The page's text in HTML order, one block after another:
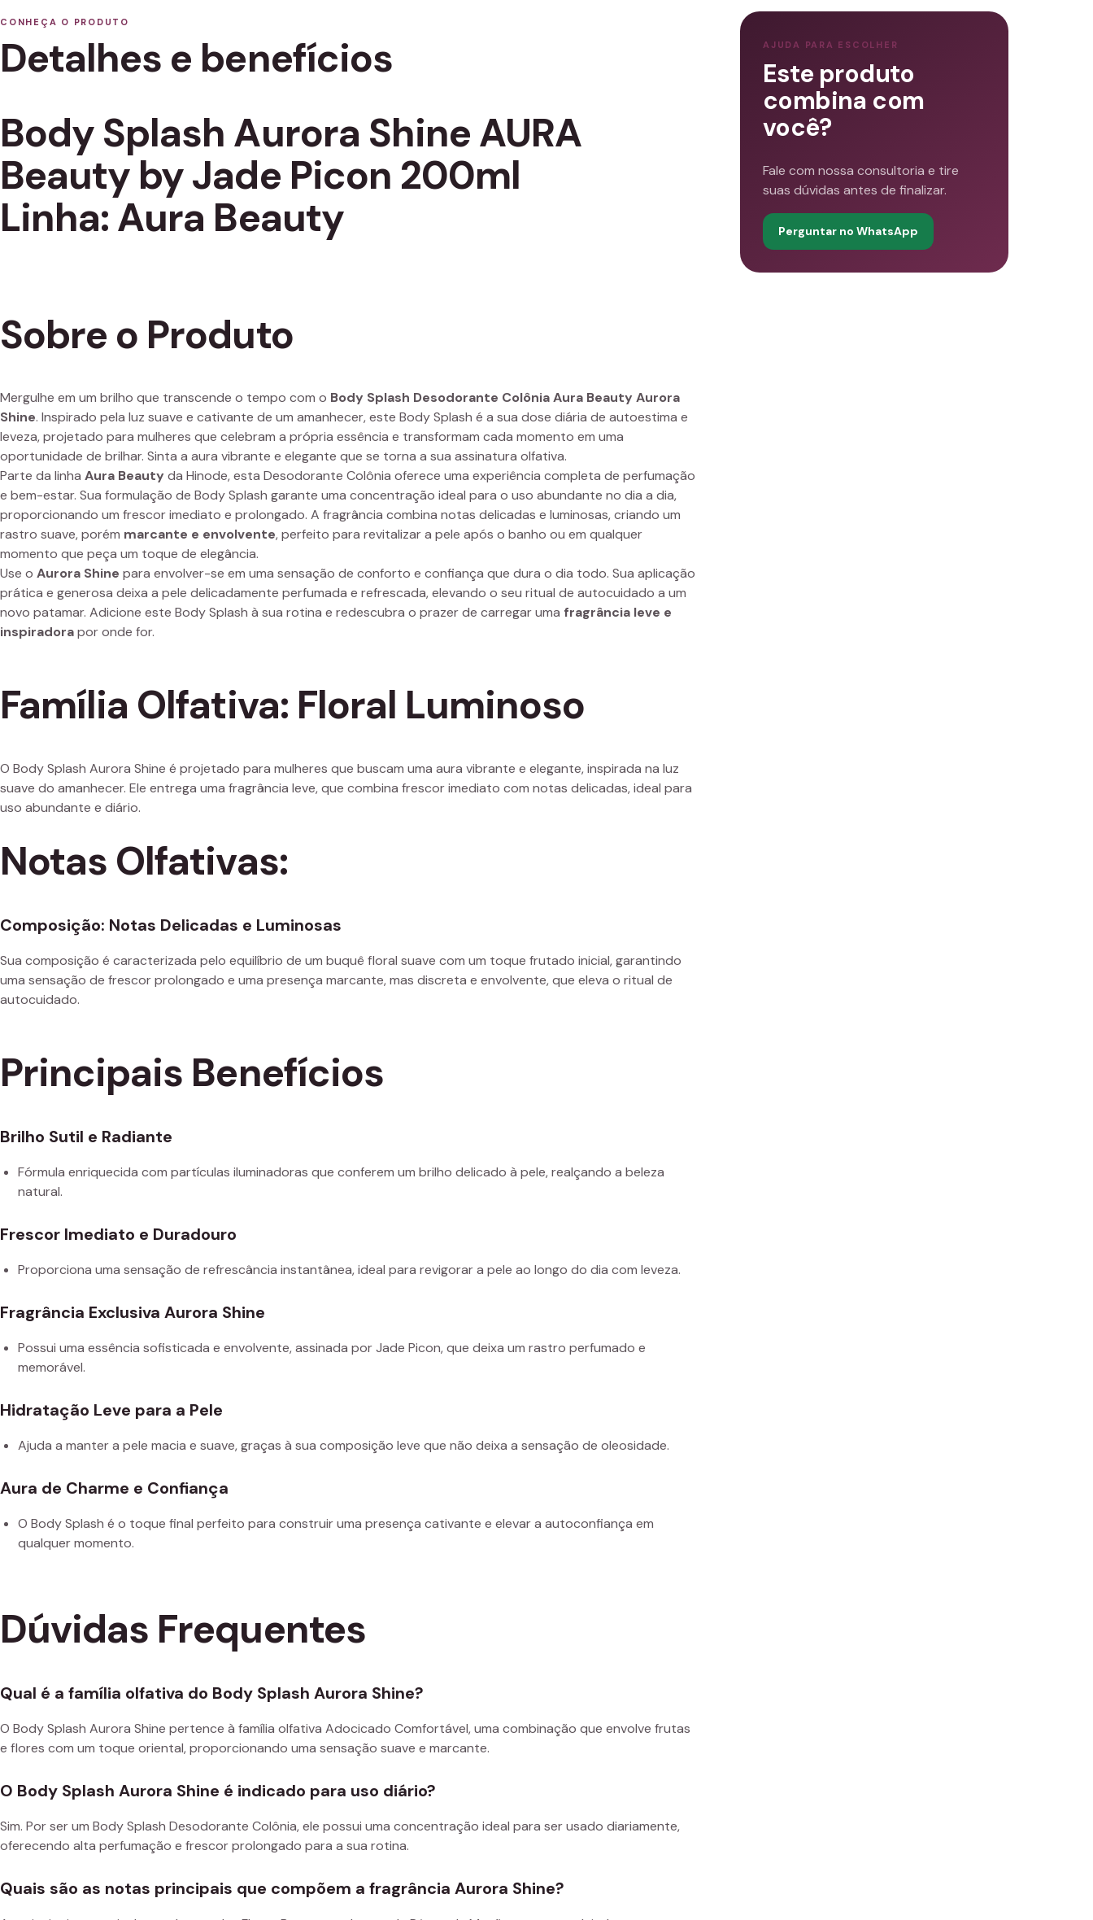
CONHEÇA O PRODUTO
Detalhes e benefícios
Body Splash Aurora Shine AURA
Beauty by Jade Picon 200ml
Linha: Aura Beauty
Sobre o Produto
Mergulhe em um brilho que transcende o tempo com o Body Splash Desodorante Colônia Aura Beauty Aurora
Shine. Inspirado pela luz suave e cativante de um amanhecer, este Body Splash é a sua dose diária de autoestima e
leveza, projetado para mulheres que celebram a própria essência e transformam cada momento em uma
oportunidade de brilhar. Sinta a aura vibrante e elegante que se torna a sua assinatura olfativa.
Parte da linha Aura Beauty da Hinode, esta Desodorante Colônia oferece uma experiência completa de perfumação
e bem-estar. Sua formulação de Body Splash garante uma concentração ideal para o uso abundante no dia a dia,
proporcionando um frescor imediato e prolongado. A fragrância combina notas delicadas e luminosas, criando um
rastro suave, porém marcante e envolvente, perfeito para revitalizar a pele após o banho ou em qualquer
momento que peça um toque de elegância.
Use o Aurora Shine para envolver-se em uma sensação de conforto e confiança que dura o dia todo. Sua aplicação
prática e generosa deixa a pele delicadamente perfumada e refrescada, elevando o seu ritual de autocuidado a um
novo patamar. Adicione este Body Splash à sua rotina e redescubra o prazer de carregar uma fragrância leve e
inspiradorapor onde for.
Família Olfativa: Floral Luminoso
O Body Splash Aurora Shine é projetado para mulheres que buscam uma aura vibrante e elegante, inspirada na luz
suave do amanhecer. Ele entrega uma fragrância leve, que combina frescor imediato com notas delicadas, ideal para
uso abundante e diário.
Notas Olfativas:
Composição: Notas Delicadas e Luminosas
Sua composição é caracterizada pelo equilíbrio de um buquê floral suave com um toque frutado inicial, garantindo
uma sensação de frescor prolongado e uma presença marcante, mas discreta e envolvente, que eleva o ritual de
autocuidado.
Principais Benefícios
Brilho Sutil e Radiante
Fórmula enriquecida com partículas iluminadoras que conferem um brilho delicado à pele, realçando a beleza
natural.
Frescor Imediato e Duradouro
Proporciona uma sensação de refrescância instantânea, ideal para revigorar a pele ao longo do dia com leveza.
Fragrância Exclusiva Aurora Shine
Possui uma essência sofisticada e envolvente, assinada por Jade Picon, que deixa um rastro perfumado e
memorável.
Hidratação Leve para a Pele
Ajuda a manter a pele macia e suave, graças à sua composição leve que não deixa a sensação de oleosidade.
Aura de Charme e Confiança
O Body Splash é o toque final perfeito para construir uma presença cativante e elevar a autoconfiança em
qualquer momento.
Dúvidas Frequentes
Qual é a família olfativa do Body Splash Aurora Shine?
O Body Splash Aurora Shine pertence à família olfativa Adocicado Comfortável, uma combinação que envolve frutas
e flores com um toque oriental, proporcionando uma sensação suave e marcante.
O Body Splash Aurora Shine é indicado para uso diário?
Sim. Por ser um Body Splash Desodorante Colônia, ele possui uma concentração ideal para ser usado diariamente,
oferecendo alta perfumação e frescor prolongado para a sua rotina.
Quais são as notas principais que compõem a fragrância Aurora Shine?
AJUDA PARA ESCOLHER
Este produto
combina com
você?
Fale com nossa consultoria e tire
suas dúvidas antes de finalizar.
Perguntar no WhatsApp